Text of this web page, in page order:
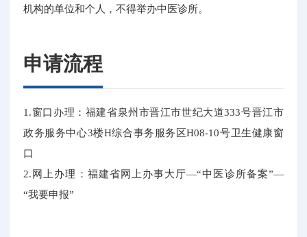
机构的单位和个人，不得举办中医诊所。
申请流程
1.窗口办理：福建省泉州市晋江市世纪大道333号晋江市
政务服务中心3楼H综合事务服务区H08-10号卫生健康窗
口
2.网上办理：福建省网上办事大厅—“中医诊所备案”—
“我要申报”